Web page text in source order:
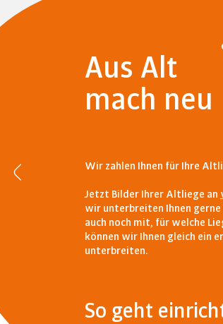
Aus Alt
mach neu
Wir zahlen Ihnen für Ihre
Jetzt Bilder Ihrer Altliege an
wir unterbreiten Ihnen
auch noch mit, für welche
können wir Ihnen gleich ein
unterbreiten.
So geht